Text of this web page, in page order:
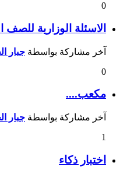
0
الاسئلة الوزارية للصف
آخر مشاركة بواسطة جبار
0
مكعب....
آخر مشاركة بواسطة جبار
1
اختبار ذكاء